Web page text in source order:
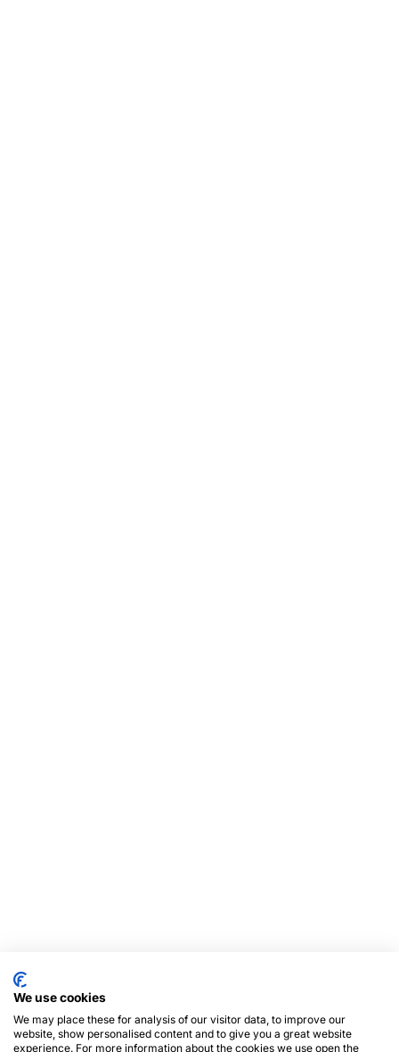
We use cookies
We may place these for analysis of our visitor data, to improve our
website, show personalised content and to give you a great website
experience. For more information about the cookies we use open the